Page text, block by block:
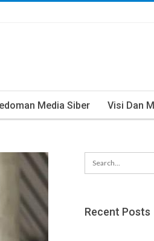
Media Siber Visi Dan
Recent Posts